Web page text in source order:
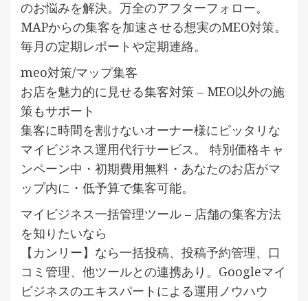
のお悩みを解決。万全のアフターフォロー。
MAPからの集客を加速させる想実のMEO対策。
毎月の定期レポートや定期連絡。
meo対策/マップ集客
お店を魅力的に見せる集客対策 – MEO以外の施
策もサポート
集客に時間を割けないオーナー様にピッタリな
マイビジネス運用代行サービス。 特別価格キャ
ンペーン中・初期費用無料・あなたのお店がマ
ップ内に・低予算で集客可能。
マイビジネス一括管理ツール – 店舗の集客方法
を知りたいなら
【カンリー】なら一括投稿、投稿予約管理、口
コミ管理、他ツールとの連携あり。Googleマイ
ビジネスのエキスパートによる運用ノウハウ